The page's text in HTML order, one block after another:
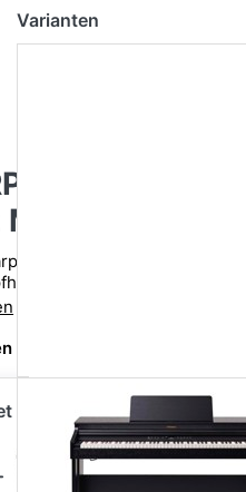
Varianten
701 CB
-
- Inklusive
und Notenbuch
Sie die erste Bewertung ab
enthalten
enthalten